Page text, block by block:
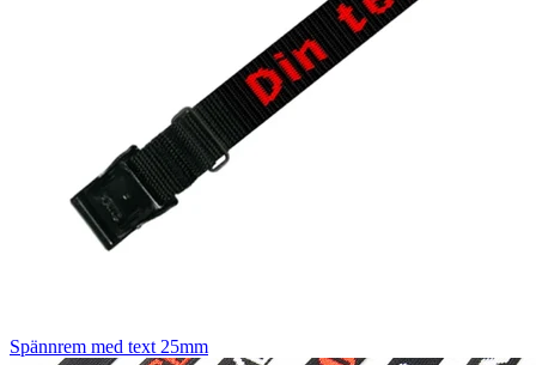
Spännrem med text 25mm